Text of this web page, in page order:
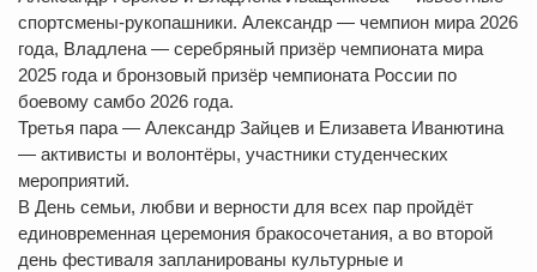
спортсмены-рукопашники. Александр — чемпион мира 2026
года, Владлена — серебряный призёр чемпионата мира
2025 года и бронзовый призёр чемпионата России по
боевому самбо 2026 года.
Третья пара — Александр Зайцев и Елизавета Иванютина
— активисты и волонтёры, участники студенческих
мероприятий.
В День семьи, любви и верности для всех пар пройдёт
единовременная церемония бракосочетания, а во второй
день фестиваля запланированы культурные и